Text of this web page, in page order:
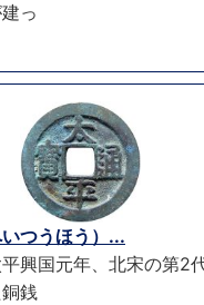
っ
つうほう）...
興国元年、北宋の第2
銭